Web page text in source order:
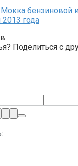
бензиновой и
года
Поделиться с